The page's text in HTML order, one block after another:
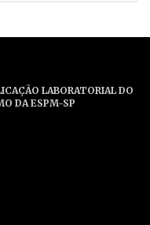
LABORATORIAL DO
DA ESPM-SP